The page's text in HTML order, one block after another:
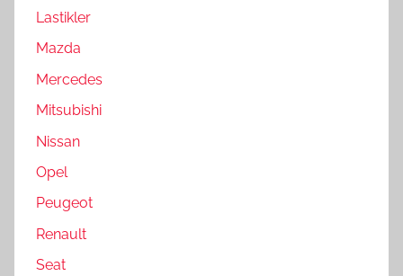
Lastikler
Mazda
Mercedes
Mitsubishi
Nissan
Opel
Peugeot
Renault
Seat